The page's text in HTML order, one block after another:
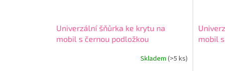
Univerzální šňůrka ke krytu na
mobil s černou podložkou
Skladem (>5 ks)
mobil